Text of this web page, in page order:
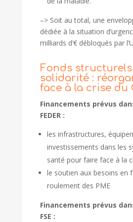
–> Soit au total, une
dédiée à la situation
milliards d’€ débloqués par
Fonds
solidarité :
face à la crise du
Financements prévus
FEDER :
les infrastructures,
investissements dans les
santé pour faire face à la
le soutien aux besoins en
roulement des PME
Financements prévus
FSE :